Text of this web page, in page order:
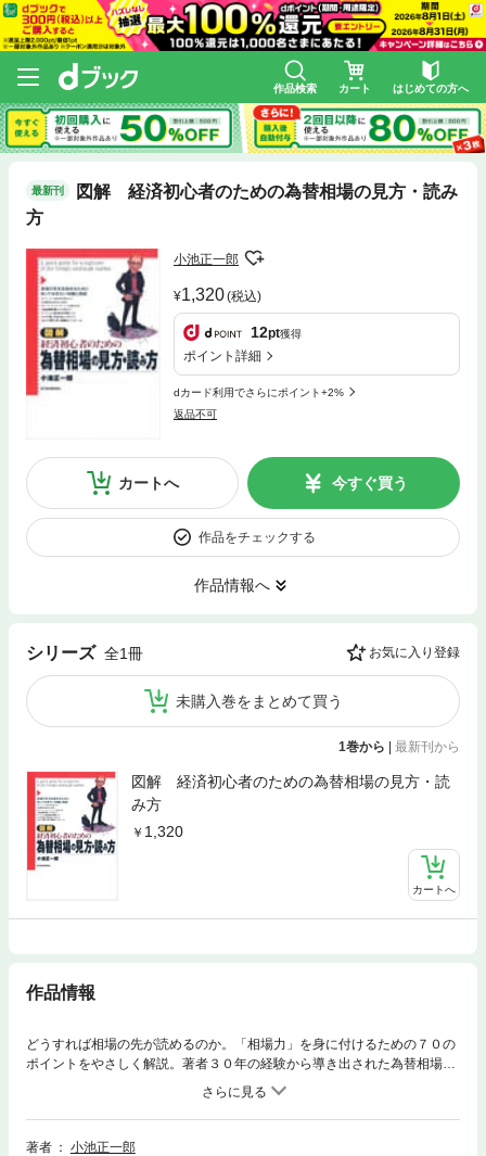
作品検索 カート はじめての方へ
最新刊
図解 経済初心者のための為替相場の見方・読み
方
小池正一郎
1,320(税込)
12pt獲得
ポイント詳細
dカード利用でさらにポイント+2%
返品不可
カートへ 今すぐ買う
作品をチェックする
作品情報へ
シリーズ 全1冊 お気に入り登録
未購入巻をまとめて買う
1巻から 最新刊から
図解 経済初心者のための為替相場の見方・読
み方
1,320
カートへ
作品情報
どうすれば相場の先が読めるのか。「相場力」を身に付けるための７０の
ポイントをやさしく解説。著者３０年の経験から導き出された為替相場の
先を読む「勘どころ」。【主な内容】第１章 為替相場とは何か第２章
為替市場はどこにある第３章 円相場の流れを知る第４章 ディーラーの
気持ちを感じる第５章 相場を動かす力を知る第６章 為替の情報を読む
第７章 為替市場の声を聞く第８章 相場見通しを考える第９章 「相場
著者
小池正一郎